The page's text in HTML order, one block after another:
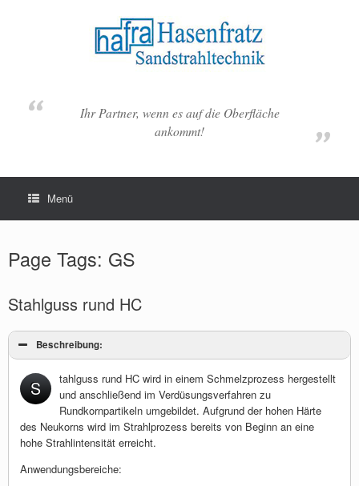
Ihr Partner, wenn es auf die Oberfläche
ankommt!
Menü
Page Tags: GS
Stahlguss rund HC
Beschreibung:
S
tahlguss rund HC wird in einem Schmelzprozess hergestellt
und anschließend im Verdüsungsverfahren zu
Rundkornpartikeln umgebildet. Aufgrund der hohen Härte
des Neukorns wird im Strahlprozess bereits von Beginn an eine
hohe Strahlintensität erreicht.
Anwendungsbereiche: